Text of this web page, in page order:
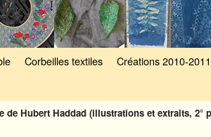
Corbeilles textiles Créations 2010-2011
Hubert Haddad (illustrations et extraits, 2°